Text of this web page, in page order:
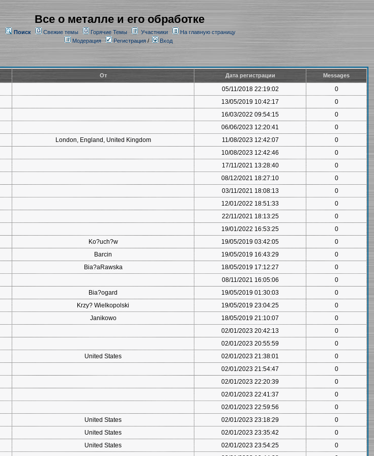
Все о металле и его обработке
Поиск Свежие темы Горячие Темы Участники
На главную страницу
Модерация
Регистрация/ Вход
От Дата регистрации Messages
05/11/2018 22:19:02
0
13/05/2019 10:42:17
0
16/03/2022 09:54:15
0
06/06/2023 12:20:41
0
London, England, United Kingdom 11/08/2023 12:42:07
0
10/08/2023 12:42:46
0
17/11/2021 13:28:40
0
08/12/2021 18:27:10
0
03/11/2021 18:08:13
0
12/01/2022 18:51:33
0
22/11/2021 18:13:25
0
19/01/2022 16:53:25
0
Ko?uch?w 19/05/2019 03:42:05
0
Barcin 19/05/2019 16:43:29
0
Bia?aRawska 18/05/2019 17:12:27
0
08/11/2021 16:05:06
0
Bia?ogard 19/05/2019 01:30:03
0
Krzy? Wielkopolski 19/05/2019 23:04:25
0
Janikowo 18/05/2019 21:10:07
0
02/01/2023 20:42:13
0
02/01/2023 20:55:59
0
United States 02/01/2023 21:38:01
0
02/01/2023 21:54:47
0
02/01/2023 22:20:39
0
02/01/2023 22:41:37
0
02/01/2023 22:59:56
0
United States 02/01/2023 23:18:29
0
United States 02/01/2023 23:35:42
0
United States 02/01/2023 23:54:25
0